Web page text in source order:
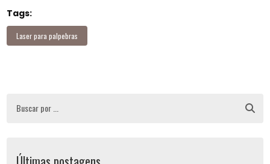
Tags:
Laser para palpebras